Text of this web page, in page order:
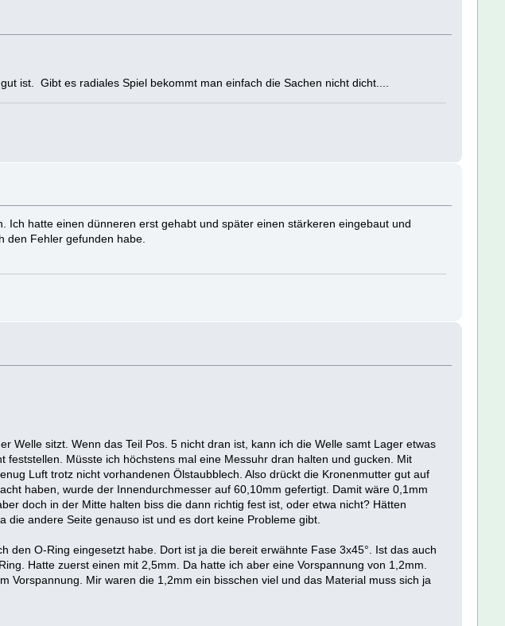
ist. Gibt es radiales Spiel bekommt man einfach die Sachen nicht dicht....
Ich hatte einen dünneren erst gehabt und später einen stärkeren eingebaut und
den Fehler gefunden habe.
Welle sitzt. Wenn das Teil Pos. 5 nicht dran ist, kann ich die Welle samt Lager etwas
Müsste ich höchstens mal eine Messuhr dran halten und gucken. Mit
Luft trotz nicht vorhandenen Ölstaubblech. Also drückt die Kronenmutter gut auf
haben, wurde der Innendurchmesser auf 60,10mm gefertigt. Damit wäre 0,1mm
doch in der Mitte halten biss die dann richtig fest ist, oder etwa nicht? Hätten
die andere Seite genauso ist und es dort keine Probleme gibt.
den O-Ring eingesetzt habe. Dort ist ja die bereit erwähnte Fase 3x45°. Ist das auch
Hatte zuerst einen mit 2,5mm. Da hatte ich aber eine Vorspannung von 1,2mm.
Vorspannung. Mir waren die 1,2mm ein bisschen viel und das Material muss sich ja